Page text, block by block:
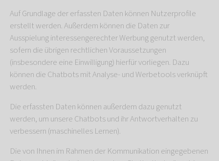
Auf Grundlage der erfassten Daten können Nutzerprofile
erstellt werden. Außerdem können die Daten zur
Ausspielung interessengerechter Werbung genutzt werden,
sofern die übrigen rechtlichen Voraussetzungen
(insbesondere eine Einwilligung) hierfür vorliegen. Dazu
können die Chatbots mit Analyse- und Werbetools verknüpft
werden.
Die erfassten Daten können außerdem dazu genutzt
werden, um unsere Chatbots und ihr Antwortverhalten zu
verbessern (maschinelles Lernen).
Die von Ihnen im Rahmen der Kommunikation eingegebenen